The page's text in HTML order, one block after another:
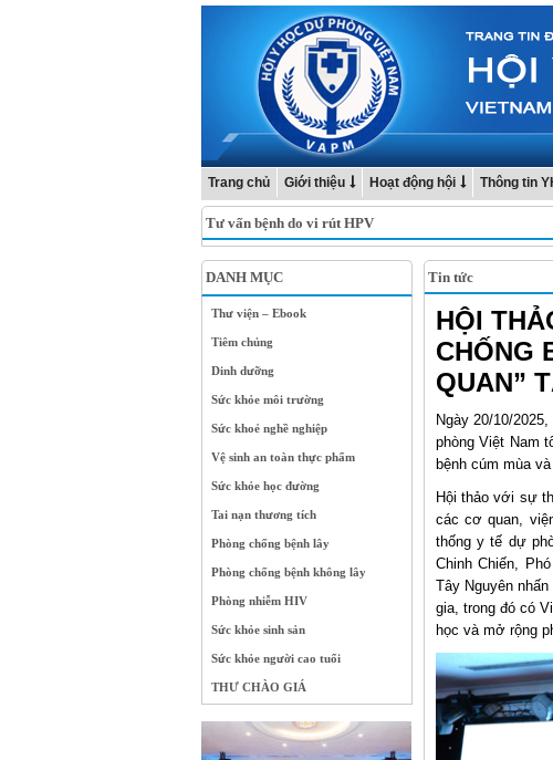
Trang chủ Giới thiệu Hoạt động hội Thông tin
Tư vấn bệnh do vi rút HPV
DANH MỤC
Thư viện – Ebook
Tiêm chủng
Dinh dưỡng
Sức khỏe môi trường
Sức khoẻ nghề nghiệp
Vệ sinh an toàn thực phẩm
Sức khỏe học đường
Tai nạn thương tích
Phòng chống bệnh lây
Phòng chống bệnh không lây
Phòng nhiễm HIV
Sức khỏe sinh sản
Sức khỏe người cao tuổi
THƯ CHÀO GIÁ
Tin tức
HỘI
CHỐNG
QUAN”
Ngày 20/10/
phòng Việt Nam
bệnh cúm mùa
Hội thảo với sự
các cơ quan,
thống y tế dự
Chinh Chiến,
Tây Nguyên
gia, trong đó có
học và mở rộng